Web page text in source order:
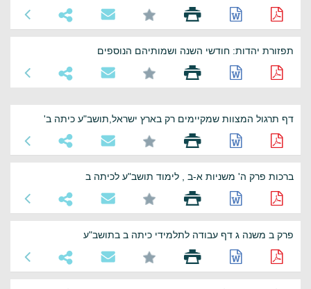
תפזורת יהדות: חודשי השנה ושמותיהם הנוספים
דף תרגול המצוות שמקיימים רק בארץ ישראל,תושב"ע כיתה ב'
ברכות פרק ה' משניות א-ב , לימוד תושב"ע לכיתה ב
פרק ב משנה ג דף עבודה לתלמידי כיתה ב בתושב"ע